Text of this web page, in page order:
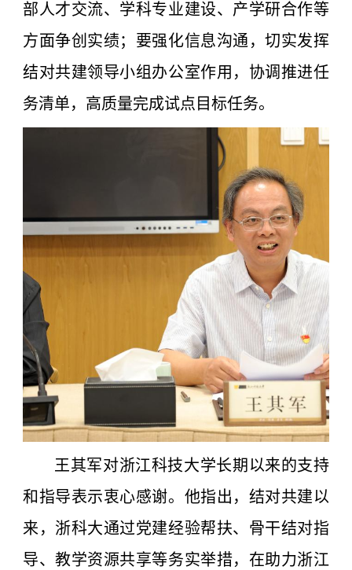
部人才交流、学科专业建设、产学研合作等
方面争创实绩；要强化信息沟通，切实发挥
结对共建领导小组办公室作用，协调推进任
务清单，高质量完成试点目标任务。
王其军对浙江科技大学长期以来的支持
和指导表示衷心感谢。他指出，结对共建以
来，浙科大通过党建经验帮扶、骨干结对指
导、教学资源共享等务实举措，在助力浙江